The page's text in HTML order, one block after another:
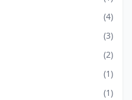
(4)
(3)
(2)
(1)
(1)